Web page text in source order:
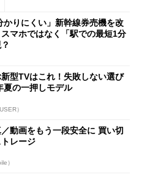
かりにくい」新幹線券売機を改
マホではなく「駅での最短1分
型TVはこれ！失敗しない選び
夏の一押しモデル
）
動画をもう一段安全に 買い切
レージ
）